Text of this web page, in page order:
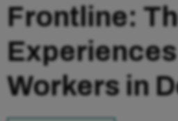
Frontline:
Workers in